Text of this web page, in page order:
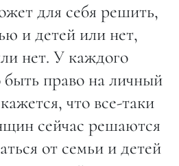
для себя решить,
и детей или нет,
нет. У каждого
право на личный
что все-таки
сейчас решаются
от семьи и детей